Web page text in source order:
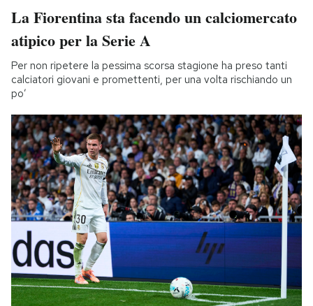
La Fiorentina sta facendo un calciomercato
atipico per la Serie A
Per non ripetere la pessima scorsa stagione ha preso tanti
calciatori giovani e promettenti, per una volta rischiando un
po’